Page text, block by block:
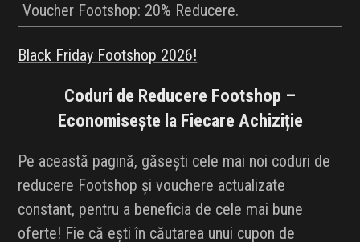
Voucher Footshop: 20% Reducere.
Black Friday Footshop 2026!
Coduri de Reducere Footshop –
Economisește la Fiecare Achiziție
Pe această pagină, găsești cele mai noi coduri de
reducere Footshop și vouchere actualizate
constant, pentru a beneficia de cele mai bune
oferte! Fie că ești în căutarea unui cupon de